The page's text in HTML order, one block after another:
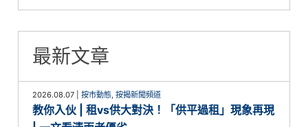
最新文章
2026.08.07 |按市動態 ,按揭新聞頻道
教你入伙 | 租vs供大對決！「供平過租」現象再現